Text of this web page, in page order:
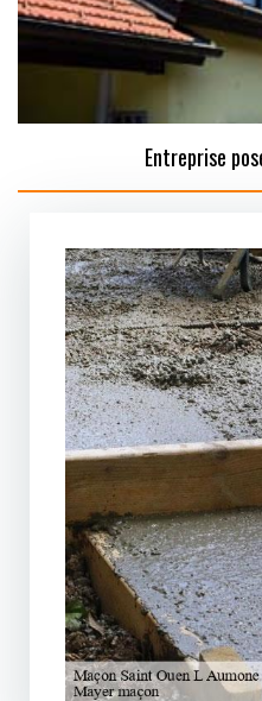
Entreprise